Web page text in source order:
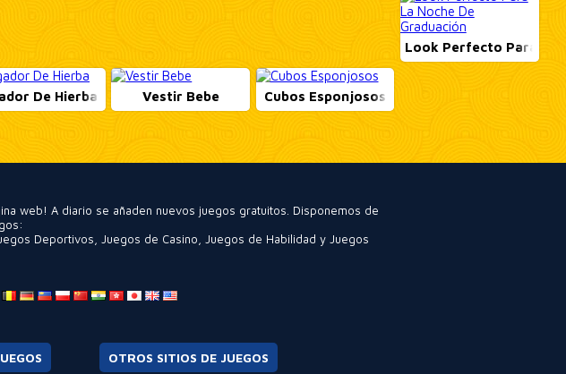
Look Perfecto Para La
De Hierba Vestir Bebe Cubos Esponjosos
web! A diario se añaden nuevos juegos gratuitos. Disponemos de
Deportivos ,Juegos de Casino ,Juegos de Habilidad yJuegos
OTROS SITIOS DE JUEGOS